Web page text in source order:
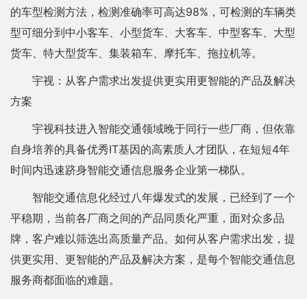
的车型检测方法，检测准确率可高达98%，可检测的车辆类
型可细分到中小客车、小型货车、大客车、中型客车、大型
货车、特大型货车、集装箱车、摩托车、拖拉机等。
宇视：从客户需求出发提供更实用更智能的产品及解决
方案
宇视科技进入智能交通领域晚于同行一些厂商，但依靠
自身培养的具备优秀IT基因的高素质人才团队，在短短4年
时间内迅速跻身智能交通信息服务企业第一梯队。
智能交通信息化经过八年爆发式的发展，已经到了一个
平稳期，当前各厂商之间的产品同质化严重，面对众多品
牌，客户难以筛选出高质量产品。如何从客户需求出发，提
供更实用、更智能的产品及解决方案，是每个智能交通信息
服务商都面临的难题。